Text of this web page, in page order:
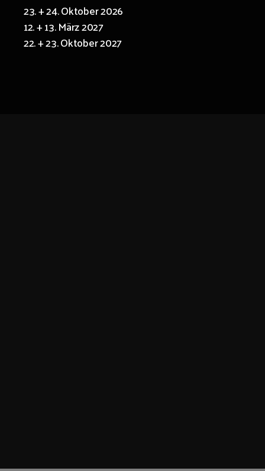
23. + 24. Oktober 2026
12. + 13. März 2027
22. + 23. Oktober 2027